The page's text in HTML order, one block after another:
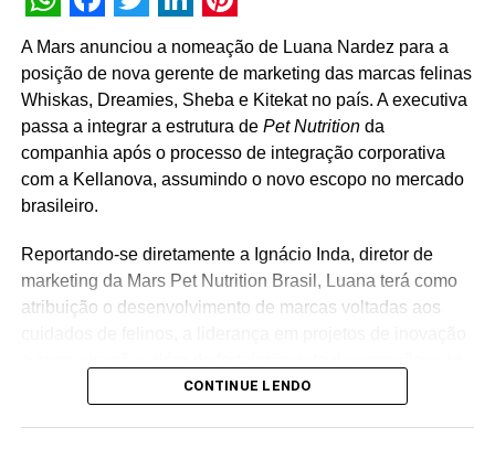
WhatsApp
Facebook
Twitter
LinkedIn
Pinterest
A Mars anunciou a nomeação de Luana Nardez para a
posição de nova gerente de marketing das marcas felinas
Whiskas, Dreamies, Sheba e Kitekat no país. A executiva
passa a integrar a estrutura de Pet Nutritionda
companhia após o processo de integração corporativa
com a Kellanova, assumindo o novo escopo no mercado
brasileiro.
Reportando-se diretamente a Ignácio Inda, diretor de
marketing da Mars Pet Nutrition Brasil, Luana terá como
atribuição o desenvolvimento de marcas voltadas aos
relacionamento das linhas com os tutores de animais no
CONTINUE LENDO